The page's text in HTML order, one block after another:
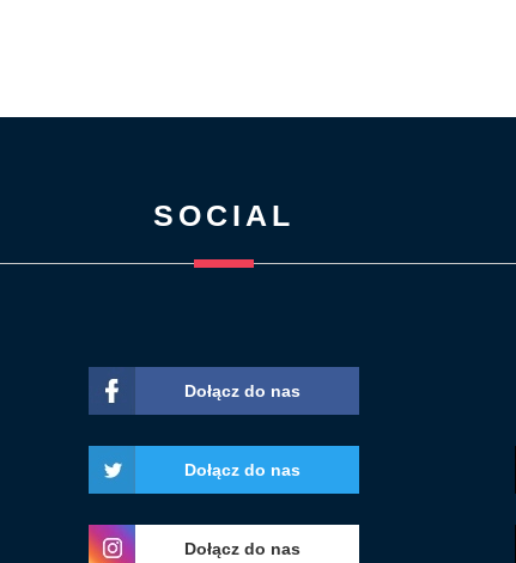
SOCIAL
Dołącz do nas
Dołącz do nas
Dołącz do nas